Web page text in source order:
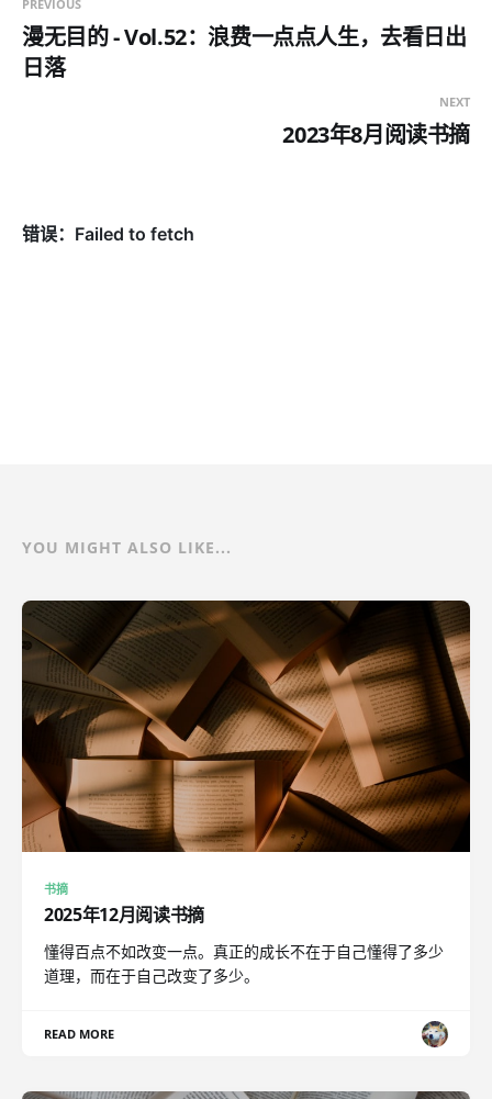
PREVIOUS
漫无目的 - Vol.52：浪费一点点人生，去看日出
日落
NEXT
2023年8月阅读书摘
YOU MIGHT ALSO LIKE...
书摘
2025年12月阅读书摘
懂得百点不如改变一点。真正的成长不在于自己懂得了多少
道理，而在于自己改变了多少。
READ MORE